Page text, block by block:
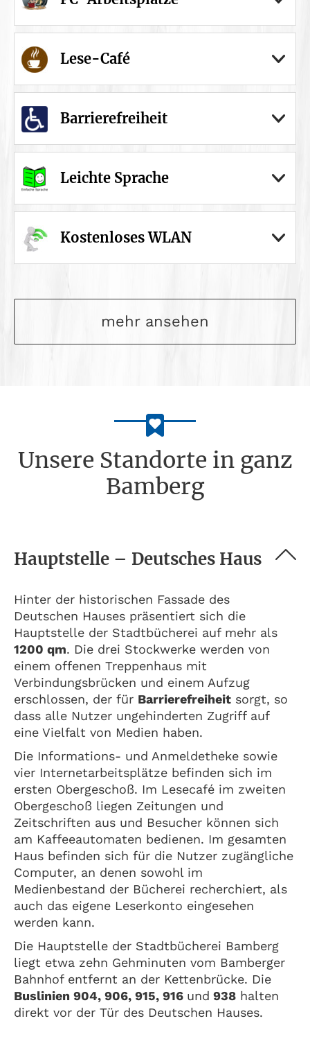
Lese-Café
Barrierefreiheit
Leichte Sprache
Kostenloses WLAN
mehr ansehen
Unsere Standorte in ganz
Bamberg
Hauptstelle – Deutsches Haus
Hinter der historischen Fassade des
Deutschen Hauses präsentiert sich die
Hauptstelle der Stadtbücherei auf mehr als
1200 qm. Die drei Stockwerke werden von
einem offenen Treppenhaus mit
Verbindungsbrücken und einem Aufzug
erschlossen, der für Barrierefreiheit sorgt, so
dass alle Nutzer ungehinderten Zugriff auf
eine Vielfalt von Medien haben.
Die Informations- und Anmeldetheke sowie
vier Internetarbeitsplätze befinden sich im
ersten Obergeschoß. Im Lesecafé im zweiten
Obergeschoß liegen Zeitungen und
Zeitschriften aus und Besucher können sich
am Kaffeeautomaten bedienen. Im gesamten
Haus befinden sich für die Nutzer zugängliche
Computer, an denen sowohl im
Medienbestand der Bücherei recherchiert, als
auch das eigene Leserkonto eingesehen
werden kann.
Die Hauptstelle der Stadtbücherei Bamberg
liegt etwa zehn Gehminuten vom Bamberger
Bahnhof entfernt an der Kettenbrücke. Die
Buslinien 904, 906, 915, 916 und 938 halten
direkt vor der Tür des Deutschen Hauses.